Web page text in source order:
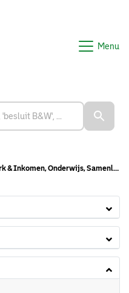
Menu
Samenleven, Schuldhulpverlening & Armoedebestrijding, NPRZ